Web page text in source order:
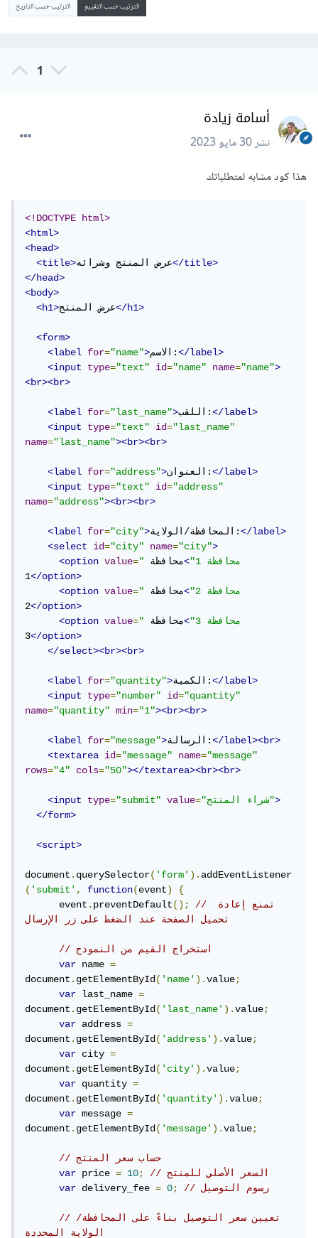
الترتيب حسب التقييم الترتيب حسب التاريخ
1
أسامة زيادة
نشر30 مايو 2023
هذا كود مشابه لمتطلباتك
<!DOCTYPE html>
<html>
<head>
<title>عرض المنتج وشرائه</title>
</head>
<body>
<h1>عرض المنتج</h1>
<form>
<label
for="name"> الاسم:</label>
<input
type="text" id="name" name="name">
<br><br>
<label for="last_name"> اللقب:</label>
<input
type="text" id="last_name"
name="last_name"><br><br>
<label for="address"> العنوان:</label>
<input
type="text" id="address"
name="address"><br><br>
<label for="city"> المحافظة/الولاية:</label>
<select
id="city" name="city">
<option
value= "محافظة 1" >
محافظة
1</option>
<option
value= "محافظة 2" >
محافظة
2</option>
<option
value= "محافظة 3" >
محافظة
3</option>
</select><br><br>
<label for="quantity"> الكمية:</label>
<input
type="number" id="quantity"
name="quantity" min="1"><br><br>
<label for="message"> الرسالة:</label><br>
<textarea
id="message" name="message"
rows="4" cols="50"></textarea><br><br>
<input type="submit" value= "شراء المنتج">
</form>
<script>
document.querySelector('form').addEventListener
('submit', function(event)
{
      event
.preventDefault();
// تمنع إعادة
تحميل الصفحة عند الضغط على زر الإرسال
// استخراج القيم من النموذج
var name =
document.getElementById('name').value;
var last_name =
document.getElementById('last_name').value;
var address =
document.getElementById('address').value;
var city =
document.getElementById('city').value;
var quantity =
document.getElementById('quantity').value;
var message =
document.getElementById('message').value;
// حساب سعر المنتج
var price = 10;
// السعر الأصلي للمنتج
var delivery_fee = 0; // رسوم التوصيل
// تعيين سعر التوصيل بناءً على المحافظة/
الولاية المحددة